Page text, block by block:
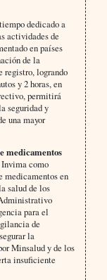
dedicado a
actividades de
en países
de la
registro, logrando
y 2 horas, en
permitirá
seguridad y
una mayor
medicamentos
como
medicamentos en
salud de los
para el
de
la
Minsalud y de los
insuficiente